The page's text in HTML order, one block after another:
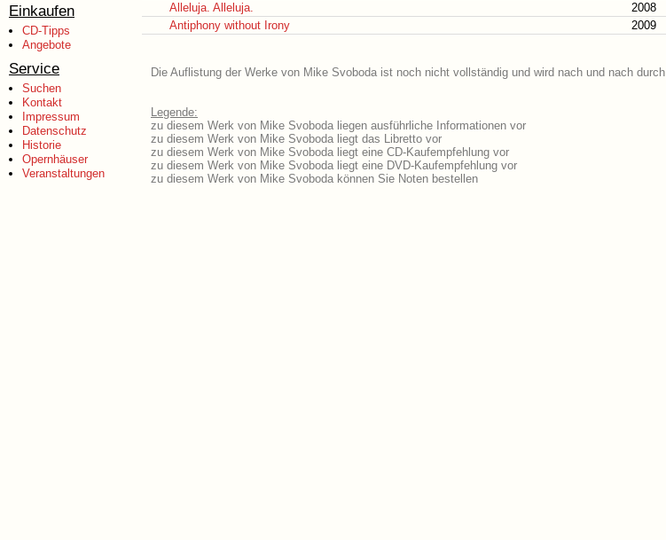
Einkaufen
CD-Tipps
Angebote
Service
Suchen
Kontakt
Impressum
Datenschutz
Historie
Opernhäuser
Veranstaltungen
Alleluja. Alleluja.
2008
Antiphony without Irony
2009
Die Auflistung der Werke von Mike Svoboda ist noch nicht vollständig und wird nach und nach
Legende:
zu diesem Werk von Mike Svoboda liegen ausführliche Informationen vor
zu diesem Werk von Mike Svoboda liegt das Libretto vor
zu diesem Werk von Mike Svoboda liegt eine CD-Kaufempfehlung vor
zu diesem Werk von Mike Svoboda liegt eine DVD-Kaufempfehlung vor
zu diesem Werk von Mike Svoboda können Sie Noten bestellen